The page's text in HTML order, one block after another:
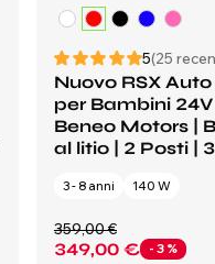
5(25
Nuovo RSX
per Bambini 24V
Beneo Motors |
al litio | 2 Posti |
3 - 8 anni 140 W
349,00 € - 3 %
359,00 €